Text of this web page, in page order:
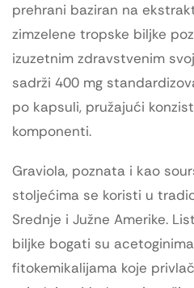
prehrani baziran na
zimzelene tropske biljke
izuzetnim zdravstvenim
sadrži 400 mg
po kapsuli, pružajući
komponenti.
Graviola, poznata i kao
stoljećima se koristi u
Srednje i Južne Amerike.
biljke bogati su
fitokemikalijama koje